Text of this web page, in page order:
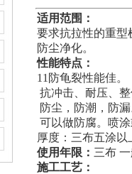
适用范围：
要求抗拉性的重型
防尘净化。
性能特点：
11防龟裂性能佳。
抗冲击、耐压、
防尘，防潮，防
可以做防腐。喷
厚度：三布五涂以
使用年限： 三布
施工